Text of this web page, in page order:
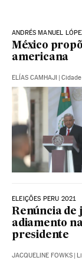
ANDRÉS MANUEL
México
americana
ELÍAS CAMHAJI |
ELEIÇÕES PERU 2021
Renúncia de
adiamento
presidente
JACQUELINE FOWKS |